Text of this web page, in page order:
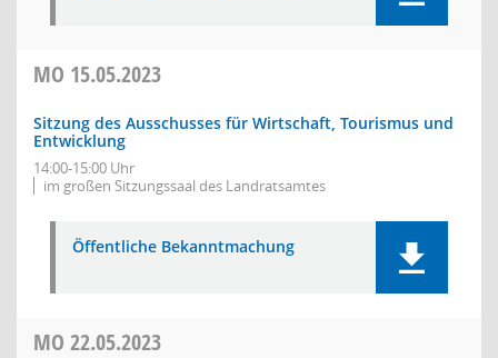
MO 15.05.2023
Sitzung des Ausschusses für Wirtschaft, Tourismus und
Entwicklung
14:00-15:00 Uhr
im großen Sitzungssaal des Landratsamtes
Öffentliche Bekanntmachung
MO 22.05.2023